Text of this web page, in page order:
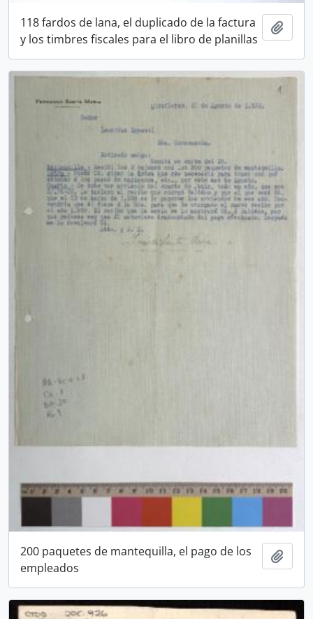
118 fardos de lana, el duplicado de la factura
y los timbres fiscales para el libro de planillas
200 paquetes de mantequilla, el pago de los
empleados